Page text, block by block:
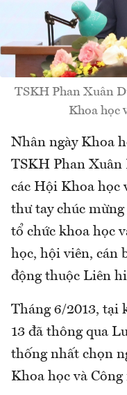
TSKH Phan Xuân
Khoa học
Nhân ngày Khoa
TSKH Phan Xuân
các Hội Khoa học
thư tay chúc
tổ chức khoa học
học, hội viên, cán
động thuộc Liên
Tháng 6/2013, tại
13 đã thông qua
thống nhất chọn
Khoa học và Công